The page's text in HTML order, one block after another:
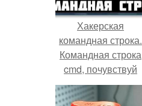
Хакерская
командная строка.
Командная строка
cmd, почувствуй
себя хакером.